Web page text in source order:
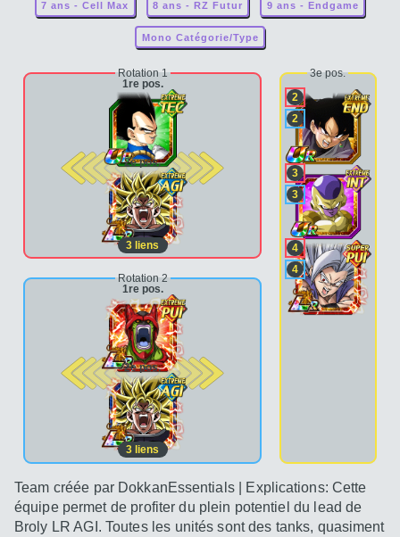
7 ans - Cell Max 8 ans - RZ Futur 9 ans - Endgame
Mono Catégorie/Type
Rotation 1
1re pos.
2e pos.
3 liens
Rotation 2
1re pos.
2e pos.
3 liens
3e pos.
2
2
3
3
4
4
Team créée par DokkanEssentials | Explications: Cette
équipe permet de profiter du plein potentiel du lead de
Broly LR AGI. Toutes les unités sont des tanks, quasiment